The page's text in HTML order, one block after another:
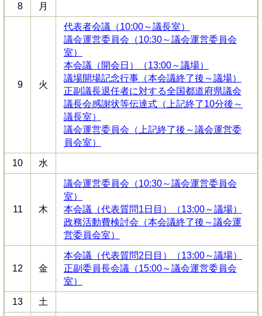
8 月
9 火
代表者会議（10:00～議長室）
議会運営委員会（10:30～議会運営委員会
室）
本会議（開会日）（13:00～議場）
議場開場記念行事（本会議終了後～議場）
正副議長退任者に対する全国都道府県議会
議長会感謝状等伝達式（上記終了10分後～
議長室）
議会運営委員会（上記終了後～議会運営委
員会室）
10 水
11 木
議会運営委員会（10:30～議会運営委員会
室）
本会議（代表質問1日目）（13:00～議場）
政務活動費検討会（本会議終了後～議会運
営委員会室）
12 金
本会議（代表質問2日目）（13:00～議場）
正副委員長会議（15:00～議会運営委員会
室）
13 土